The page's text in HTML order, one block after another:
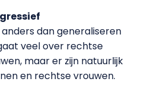
dan generaliseren
veel over rechtse
maar er zijn natuurlijk
en rechtse vrouwen.